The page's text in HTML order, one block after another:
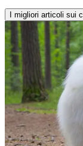
I migliori articoli sui